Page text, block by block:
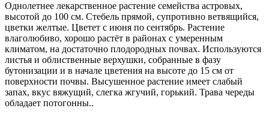
Однолетнее лекарственное растение семейства астровых,
высотой до 100 см. Стебель прямой, супротивно ветвящийся,
цветки желтые. Цветет с июня по сентябрь. Растение
влаголюбиво, хорошо растёт в районах с умеренным
климатом, на достаточно плодородных почвах. Используются
листья и облиственные верхушки, собранные в фазу
бутонизации и в начале цветения на высоте до 15 см от
поверхности почвы. Высушенное растение имеет слабый
запах, вкус вяжущий, слегка жгучий, горький. Трава череды
обладает потогонны..